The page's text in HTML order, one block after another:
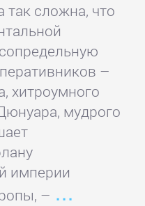
так сложна, что
–
хитроумного
мудрого
империи
–